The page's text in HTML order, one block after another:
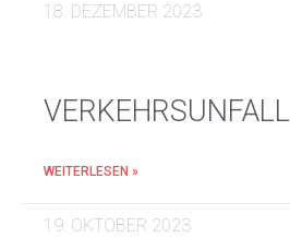
18. DEZEMBER 2023
VERKEHRSUNFALL
WEITERLESEN »
19. OKTOBER 2023